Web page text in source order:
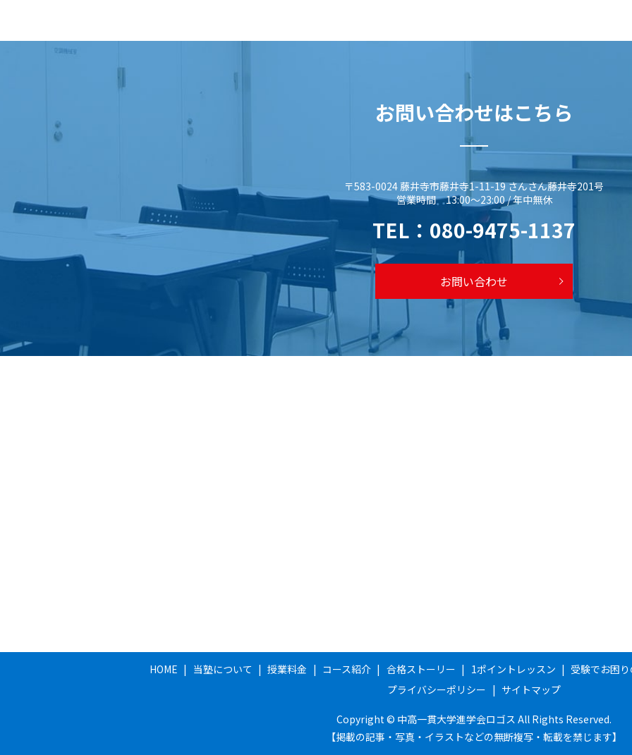
お問い合わせはこちら
〒583-0024 藤井寺市藤井寺1-11-19 さんさん藤井寺201号
営業時間 13:00～23:00 / 年中無休
TEL： 080-9475-1137
お問い合わせ
HOME 当塾について 授業料金 コース紹介 合格ストーリー 1ポイントレッスン
受験でお困
プライバシーポリシー
サイトマップ
Copyright © 中高一貫大学進学会ロゴス All Rights Reserved.
【掲載の記事・写真・イラストなどの無断複写・転載を禁じます】